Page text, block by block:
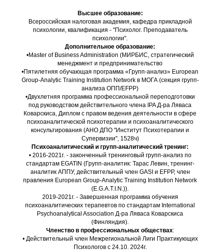
Высшее образование:
Всероссийская налоговая академия, кафедра прикладной
психологии, квалификация - "Психолог. Преподаватель
психологии".
Дополнительное образование:
•Master of Business Administration (МИРБИС, стратегический
менеджмент и предпринимательство
•Пятилетняя обучающая программа «Групп-анализ» European
Group-Analytic Training Institution Network в МОГА (секция групп-
анализа ОПП/EFPP)
•Двухлетняя программа профессиональной переподготовки
под руководством действительного члена IPA Д-ра Ляваса
Коварскиса, Диплом с правом ведения деятельности в сфере
психоаналитической психотерапии и психоаналитического
консультирования (АНО ДПО "Институт Психотерапии и
Супервизии", 1528ч)
Психоаналитический и групп-аналитический тренинг:
• 2016-2021г. - законченный тренинговый групп-анализ по
стандартам EGATIN (Групп-аналитик: Тарас Левин, тренинг-
аналитик АППУ, действительный член GASI и EFPP, член
правления European Group-Analytic Training Institution Network
(E.G.A.T.I.N.)).
2019-2021г. - Завершенная программа обучения
психоаналитических терапевтов по стандартам International
Psychoanalytical Association Д-ра Ляваса Коварскиса
(Финляндия).
Членство в профессиональных обществах:
• Действительный член Межрегиональной Лиги Практикующих
Психологов с 24.10. 2024г.